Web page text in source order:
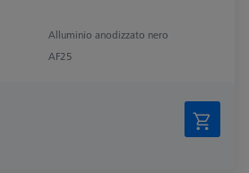
Alluminio anodizzato nero
AF25